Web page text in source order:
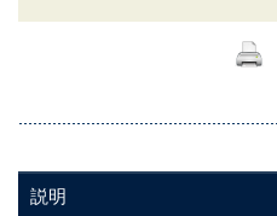
説明